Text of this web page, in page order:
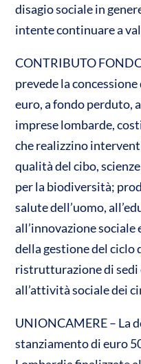
disagio sociale in
intente continuare a
CONTRIBUTO
prevede la
euro, a fondo perduto,
imprese lombarde,
che realizzino
qualità del cibo,
per la biodiversità;
salute dell’uomo,
all’innovazione
della gestione del ciclo
ristrutturazione di sedi
all’attività sociale dei
UNIONCAMERE – La
stanziamento di euro